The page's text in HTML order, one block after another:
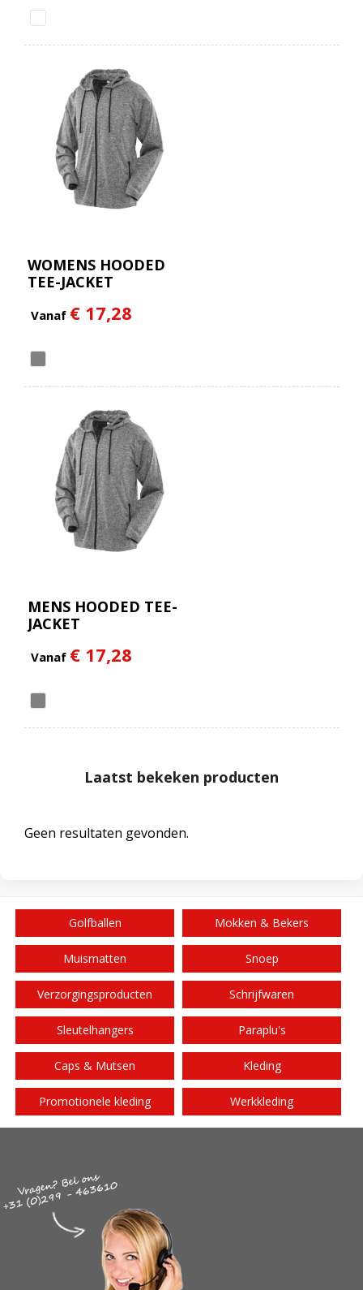
WOMENS HOODED
TEE-JACKET
Vanaf € 17,28
MENS HOODED TEE-
JACKET
Vanaf € 17,28
Laatst bekeken producten
Geen resultaten gevonden.
Golfballen Mokken & Bekers
Muismatten Snoep
Verzorgingsproducten Schrijfwaren
Sleutelhangers Paraplu's
Caps & Mutsen Kleding
Promotionele kleding Werkkleding